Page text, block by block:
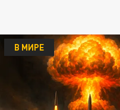
В МИРЕ